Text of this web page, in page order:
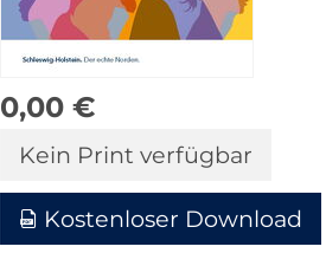
0,00 €
Kein Print verfügbar
Kostenloser Download